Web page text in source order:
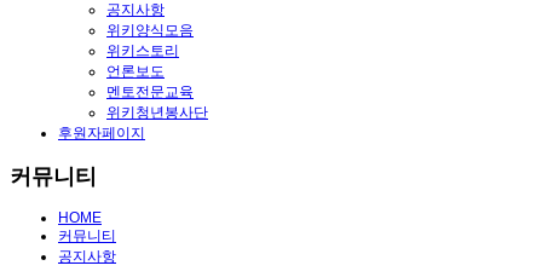
공지사항
위키양식모음
위키스토리
언론보도
멘토전문교육
위키청년봉사단
후원자페이지
커뮤니티
HOME
커뮤니티
공지사항